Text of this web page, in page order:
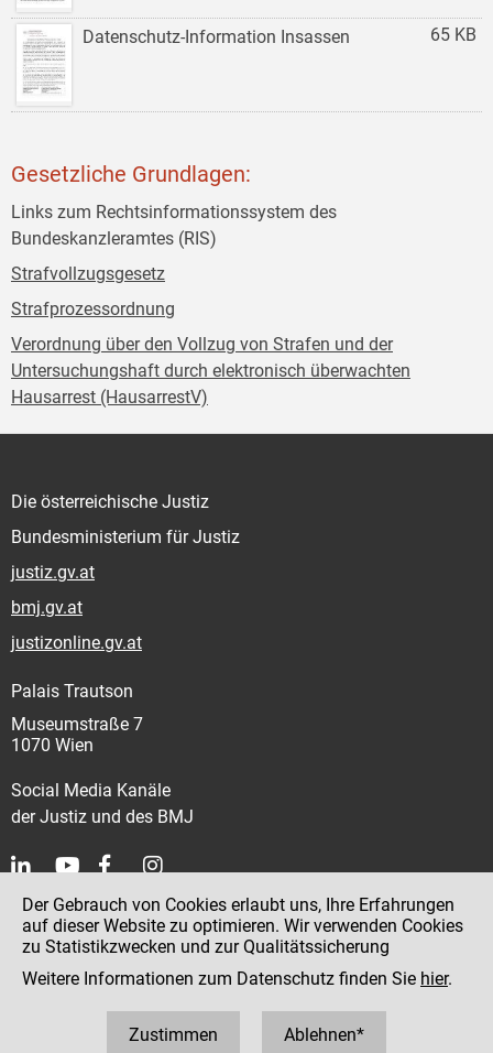
65 KB
Datenschutz-Information Insassen
Gesetzliche Grundlagen:
Links zum Rechtsinformationssystem des
Bundeskanzleramtes (RIS)
Strafvollzugsgesetz
Strafprozessordnung
Verordnung über den Vollzug von Strafen und der
Untersuchungshaft durch elektronisch überwachten
Hausarrest (HausarrestV)
Die österreichische Justiz
Bundesministerium für Justiz
justiz.gv.at
bmj.gv.at
justizonline.gv.at
Palais Trautson
Museumstraße 7
1070 Wien
Social Media Kanäle
der Justiz und des BMJ
Kontakt
Impressum
Datenschutz
Der Gebrauch von Cookies erlaubt uns, Ihre Erfahrungen
auf dieser Website zu optimieren. Wir verwenden Cookies
zu Statistikzwecken und zur Qualitätssicherung
Weitere Informationen zum Datenschutz finden Sie hier.
Zustimmen Ablehnen*